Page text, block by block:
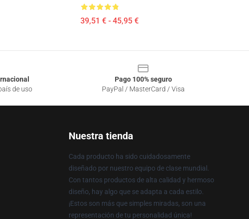
39,51 € - 45,95 €
de uso
Pago 100% seguro
PayPal / MasterCard / Visa
Nuestra tienda
Cada producto ha sido cuidadosamente
diseñado por nuestro equipo de clase mundial.
Con tantos productos de alta calidad y hermoso
diseño, hay algo que se adapta a cada estilo.
¡Estos son más que simples miradas, son una
representación de tu personalidad única!